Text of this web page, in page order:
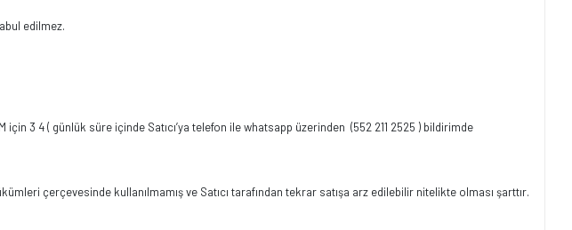
edilmez.
3 4 ( günlük süre içinde Satıcı’ya telefon ile whatsapp üzerinden (552 211 2525 ) bildirimde
çerçevesinde kullanılmamış ve Satıcı tarafından tekrar satışa arz edilebilir nitelikte olması şarttır.